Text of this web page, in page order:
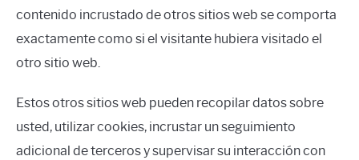
contenido incrustado de otros sitios web se comporta
exactamente como si el visitante hubiera visitado el
otro sitio web.
Estos otros sitios web pueden recopilar datos sobre
usted, utilizar cookies, incrustar un seguimiento
adicional de terceros y supervisar su interacción con